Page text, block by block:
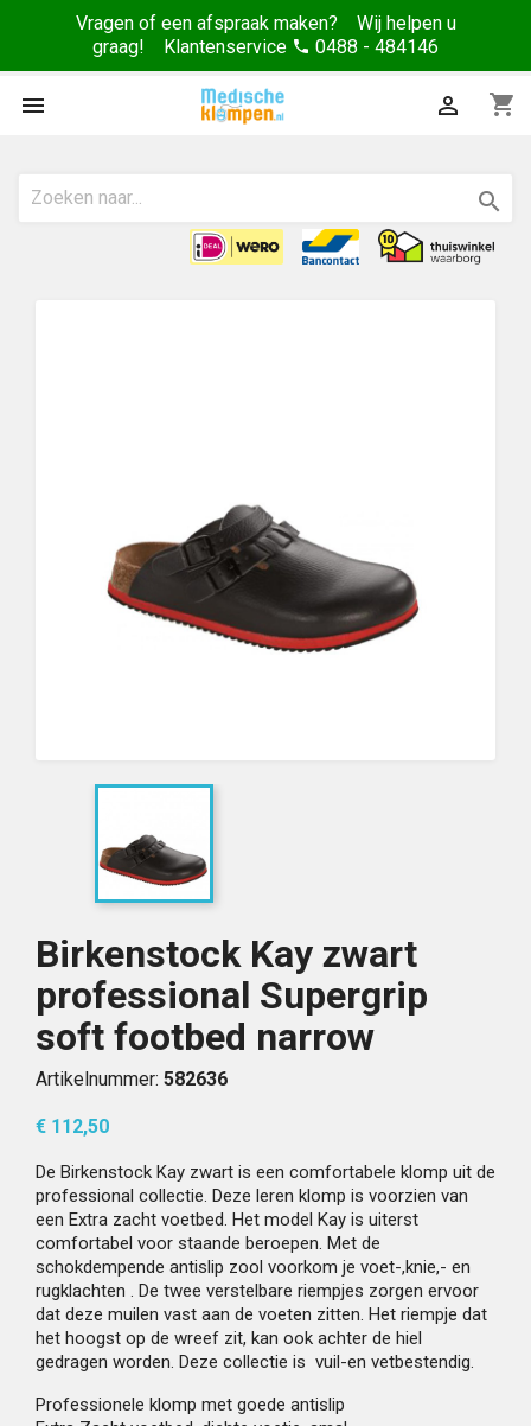
Vragen of een afspraak maken? Wij helpen u
graag! Klantenservice phone 0488 - 484146
 shopping_cart


Birkenstock Kay zwart
professional Supergrip
soft footbed narrow
Artikelnummer: 582636
€ 112,50
De Birkenstock Kay zwart is een comfortabele klomp uit de
professional collectie. Deze leren klomp is voorzien van
een Extra zacht voetbed. Het model Kay is uiterst
comfortabel voor staande beroepen. Met de
schokdempende antislip zool voorkom je voet-,knie,- en
rugklachten . De twee verstelbare riempjes zorgen ervoor
dat deze muilen vast aan de voeten zitten. Het riempje dat
het hoogst op de wreef zit, kan ook achter de hiel
gedragen worden. Deze collectie is vuil-en vetbestendig.
Professionele klomp met goede antislip